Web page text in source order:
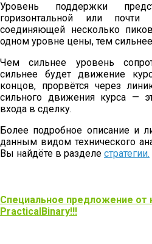
Уровень поддержки
горизонтальной или почти
соединяющей несколько
одном уровне цены, тем
Чем сильнее уровень
сильнее будет движение
концов, прорвётся через
сильного движения курса —
входа в сделку.
Более подробное описание и
данным видом технического
Вы найдёте в разделе стратегии.
Специальное предложение от
PracticalBinary!!!